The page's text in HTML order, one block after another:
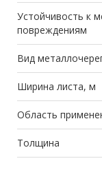
Устойчивость к
повреждениям
Вид
Ширина листа, м
Область
Толщина